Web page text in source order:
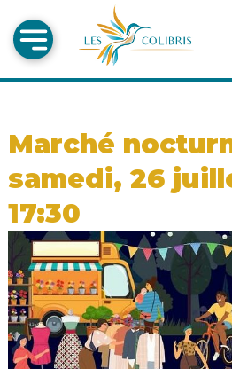
Marché
samedi, 26
17:30